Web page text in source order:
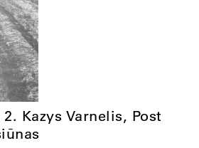
Kazys Varnelis, Post